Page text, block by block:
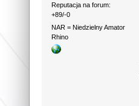
Reputacja na forum:
+89/-0
NAR = Niedzielny Amator
Rhino